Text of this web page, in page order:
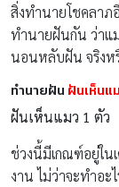
สิ่งทำนายโชคลาภ
ทำนายฝันกัน ว่าแ
นอนหลับฝัน จริงห
ทำนายฝัน ฝันเห็นแ
ฝันเห็นแมว 1 ตัว
ช่วงนี้มีเกณฑ์อยู่ใน
งาน ไม่ว่าจะทำอะ